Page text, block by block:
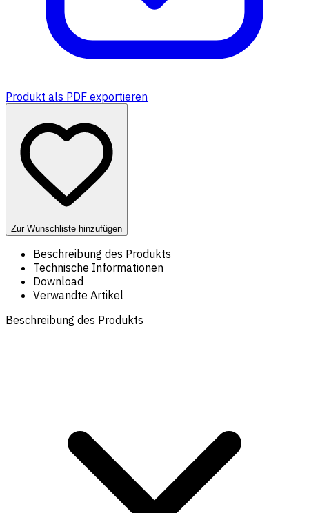
Produkt als PDF exportieren
Zur Wunschliste hinzufügen
Beschreibung des Produkts
Technische Informationen
Download
Verwandte Artikel
Beschreibung des Produkts